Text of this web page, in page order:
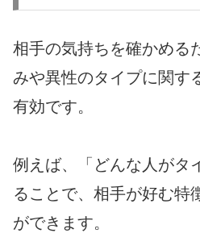
相手の気持ちを確かめる
みや異性のタイプに関す
有効です。
例えば、「どんな人がタ
ることで、相手が好む特
ができます。